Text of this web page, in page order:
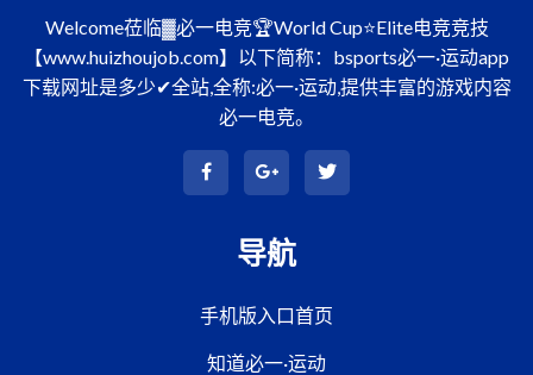
Welcome莅临▓必一电竞🏆World Cup⭐Elite电竞竞技
【www.huizhoujob.com】以下简称：bsports必一·运动app
下载网址是多少✔全站,全称:必一·运动,提供丰富的游戏内容
必一电竞。
导航
手机版入口首页
知道必一·运动